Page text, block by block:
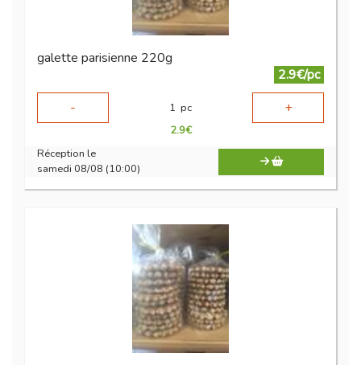
galette parisienne 220g
2.9€/pc
-
1 pc +
2.9€
Réception le
samedi 08/08 (10:00)